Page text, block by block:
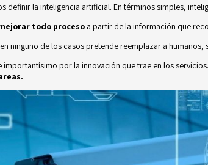
definir la inteligencia artificial. En términos simples,
todo proceso a partir de la información que
ninguno de los casos pretende reemplazar a
importantísimo por la innovación que trae en los